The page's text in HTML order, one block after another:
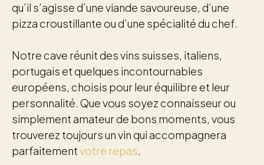
qu’il s’agisse d’une viande savoureuse, d’une
pizza croustillante ou d’une spécialité du chef.
Notre cave réunit des vins suisses, italiens,
portugais et quelques incontournables
européens, choisis pour leur équilibre et leur
personnalité. Que vous soyez connaisseur ou
simplement amateur de bons moments, vous
trouverez toujours un vin qui accompagnera
parfaitementvotre repas.